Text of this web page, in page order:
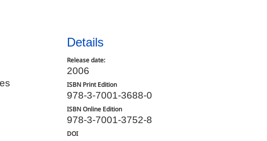
Details
Release date:
2006
ISBN Print Edition
978-3-7001-3688-0
ISBN Online Edition
978-3-7001-3752-8
DOI